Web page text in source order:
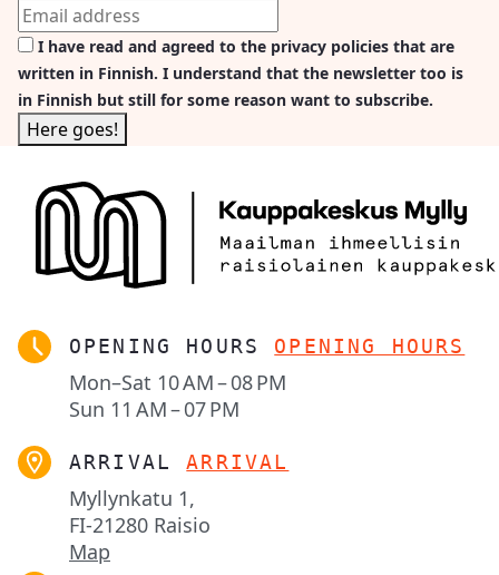
I have read and agreed to the privacy policies that are
written in Finnish. I understand that the newsletter too is
in Finnish but still for some reason want to subscribe.
OPENING HOURS OPENING HOURS
Mon–Sat 10 AM – 08 PM
Sun 11 AM – 07 PM
ARRIVAL ARRIVAL
Myllynkatu 1,
FI-21280 Raisio
Map